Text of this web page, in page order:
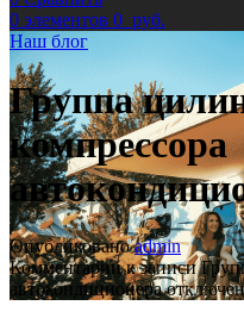
0 элементов 0 руб.
Наш блог
Группа
компрессора
Опубликовано admin
Комментариик записи
автокондиционера